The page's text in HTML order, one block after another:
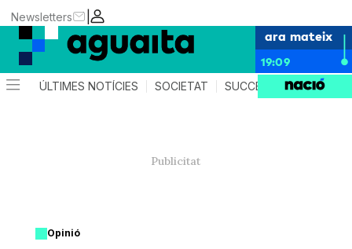
|
Newsletters
ara mateix
19:09
ÚLTIMES NOTÍCIES SOCIETAT SUCCESSOS AGENDA
Opinió